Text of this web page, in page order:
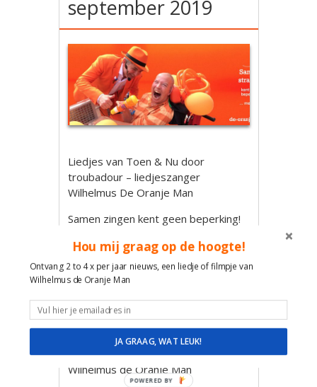
september 2019
Liedjes van Toen & Nu door
troubadour – liedjeszanger
Wilhelmus De Oranje Man
Samen zingen kent geen beperking!
Troubadour Wilhelmus De Oranje
Man weer zorgen voor contact en
plezier door het zingen en spelen
afgestemd op de bewoners,
cliënten, personeel en familie.
Maak met liedjes contact en plezier!
Wilhelmus de Oranje Man
Hou mij graag op de hoogte!
Ontvang 2 to 4 x per jaar nieuws, een liedje of filmpje van
Wilhelmus de Oranje Man
JA GRAAG, WAT LEUK!
POWERED BY